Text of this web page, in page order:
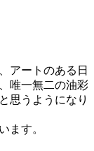
アートのある日
唯一無二の油彩
思うようになり
ます。